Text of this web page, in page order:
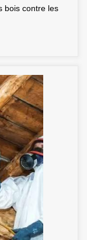
bois contre les